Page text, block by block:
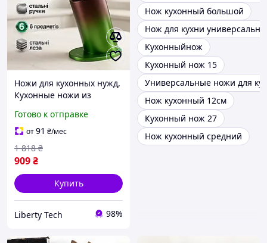
Ножи для кухонных нужд,
Кухонные ножи из
кухонные ножи Товары
для кухни QK-56
Готово к отправке
от91 ₴/мес
909₴
1 818 ₴
Купить
Liberty Tech 98%
Нож кухонный большой
Нож для кухни
Кухонныйнож
Кухонный нож 15
Универсальные ножи для
Нож кухонный 12см
Кухонный нож 27
Нож кухонный средний